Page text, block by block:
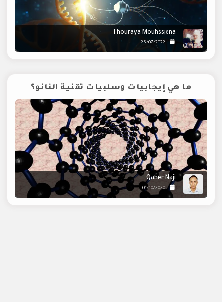
Thouraya Mouhssiena
25/07/2022
ما هي إيجابيات وسلبيات تقنية النانو؟
Qaher Naji
01/10/2020